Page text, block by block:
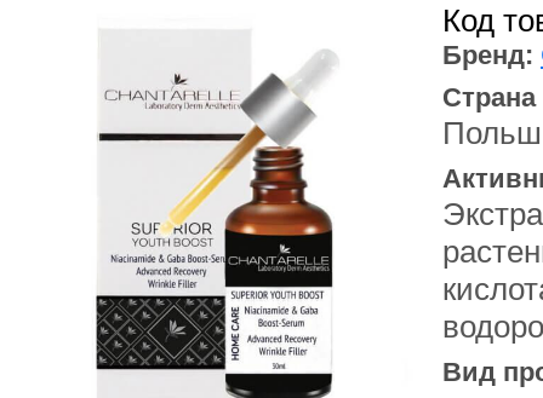
Код
Бренд:
Вид